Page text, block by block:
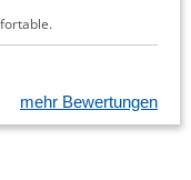
mehr Bewertungen